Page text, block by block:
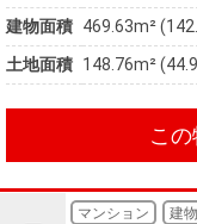
建物面積 469.63m²
土地面積 148.76m²
こ
マンション 建